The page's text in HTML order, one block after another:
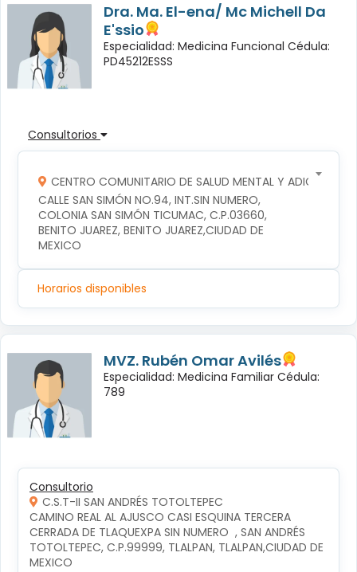
Dra. Ma. El-ena/ Mc Michell Da
E'ssio
Especialidad: Medicina Funcional Cédula:
PD45212ESSS
Consultorios
CENTRO COMUNITARIO DE SALUD MENTAL Y ADICCIONES
CALLE SAN SIMÓN NO.94, INT.SIN NUMERO,
COLONIA SAN SIMÓN TICUMAC, C.P.03660,
BENITO JUAREZ, BENITO JUAREZ,CIUDAD DE
MEXICO
Horarios disponibles
MVZ. Rubén Omar Avilés
Especialidad: Medicina Familiar Cédula:
789
Consultorio
C.S.T-II SAN ANDRÉS TOTOLTEPEC
CAMINO REAL AL AJUSCO CASI ESQUINA TERCERA
CERRADA DE TLAQUEXPA SIN NUMERO  , SAN ANDRÉS
TOTOLTEPEC, C.P.99999, TLALPAN, TLALPAN,CIUDAD DE
MEXICO